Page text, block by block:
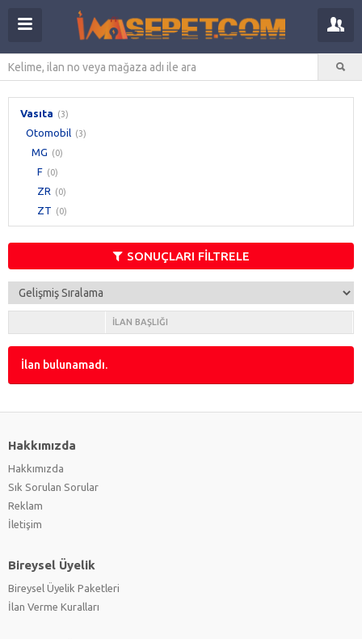
Vasıta (3)
Otomobil (3)
MG (0)
F (0)
ZR (0)
ZT (0)
SONUÇLARI FİLTRELE
İLAN BAŞLIĞI
İlan bulunamadı.
Hakkımızda
Hakkımızda
Sık Sorulan Sorular
Reklam
İletişim
Bireysel Üyelik
Bireysel Üyelik Paketleri
İlan Verme Kuralları